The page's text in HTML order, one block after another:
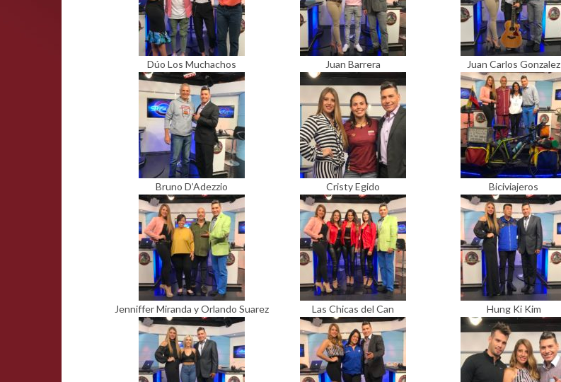
Dúo Los Muchachos Juan Barrera Juan Carlos Gonzalez
Bruno D’Adezzio Cristy Egido Biciviajeros
Jenniffer Miranda y Orlando Suarez Las Chicas del Can Hung Ki Kim